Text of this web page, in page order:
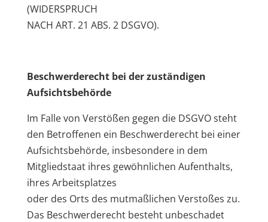
(WIDERSPRUCH
NACH ART. 21 ABS. 2 DSGVO).
Beschwerderecht bei der zuständigen
Aufsichtsbehörde
Im Falle von Verstößen gegen die DSGVO steht
den Betroffenen ein Beschwerderecht bei einer
Aufsichtsbehörde, insbesondere in dem
Mitgliedstaat ihres gewöhnlichen Aufenthalts,
ihres Arbeitsplatzes
oder des Orts des mutmaßlichen Verstoßes zu.
Das Beschwerderecht besteht unbeschadet